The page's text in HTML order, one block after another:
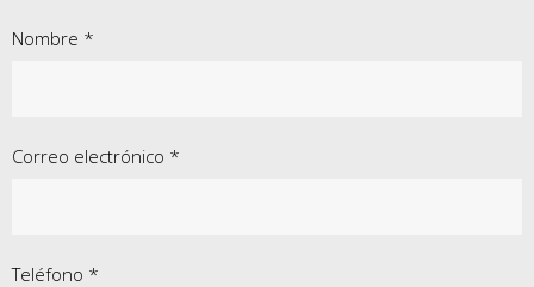
Nombre *
Correo electrónico *
Teléfono *